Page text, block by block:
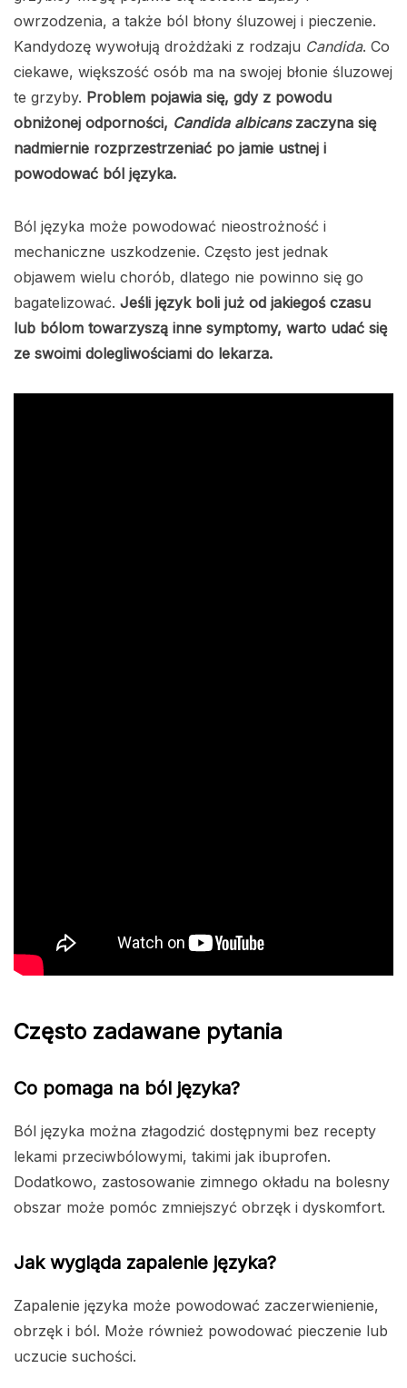
owrzodzenia, a także ból błony śluzowej i pieczenie.
Kandydozę wywołują drożdżaki z rodzaju Candida. Co
ciekawe, większość osób ma na swojej błonie śluzowej
te grzyby. Problem pojawia się, gdy z powodu
obniżonej odporności, Candida albicanszaczyna się
nadmiernie rozprzestrzeniać po jamie ustnej i
powodować ból języka.
Ból języka może powodować nieostrożność i
mechaniczne uszkodzenie. Często jest jednak
objawem wielu chorób, dlatego nie powinno się go
bagatelizować. Jeśli język boli już od jakiegoś czasu
lub bólom towarzyszą inne symptomy, warto udać się
ze swoimi dolegliwościami do lekarza.
Często zadawane pytania
Co pomaga na ból języka?
Ból języka można złagodzić dostępnymi bez recepty
lekami przeciwbólowymi, takimi jak ibuprofen.
Dodatkowo, zastosowanie zimnego okładu na bolesny
obszar może pomóc zmniejszyć obrzęk i dyskomfort.
Jak wygląda zapalenie języka?
Zapalenie języka może powodować zaczerwienienie,
obrzęk i ból. Może również powodować pieczenie lub
uczucie suchości.